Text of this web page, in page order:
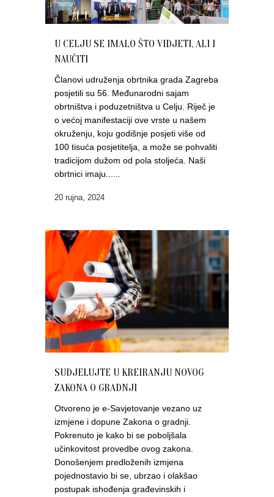
U CELJU SE IMALO ŠTO VIDJETI, ALI I
NAUČITI
Članovi udruženja obrtnika grada Zagreba
posjetili su 56. Međunarodni sajam
obrtništva i poduzetništva u Celju. Riječ je
o većoj manifestaciji ove vrste u našem
okruženju, koju godišnje posjeti više od
100 tisuća posjetitelja, a može se pohvaliti
tradicijom dužom od pola stoljeća. Naši
obrtnici imaju......
20 rujna, 2024
SUDJELUJTE U KREIRANJU NOVOG
ZAKONA O GRADNJI
Otvoreno je e-Savjetovanje vezano uz
izmjene i dopune Zakona o gradnji.
Pokrenuto je kako bi se poboljšala
učinkovitost provedbe ovog zakona.
Donošenjem predloženih izmjena
pojednostavio bi se, ubrzao i olakšao
postupak ishođenja građevinskih i